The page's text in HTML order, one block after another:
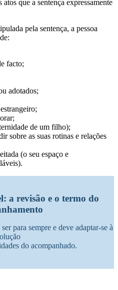
que a sentença expressamente
pela sentença, a pessoa
facto;
adotados;
de um filho);
sobre as suas rotinas e relações
(o seu espaço e
a revisão e o termo do
para sempre e deve adaptar-se à
do acompanhado.